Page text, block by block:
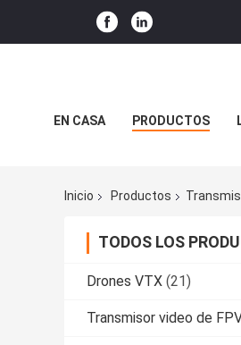
EN CASA PRODUCTOS
Inicio Productos
TODOS LOS
Drones VTX (21)
Transmisor video de